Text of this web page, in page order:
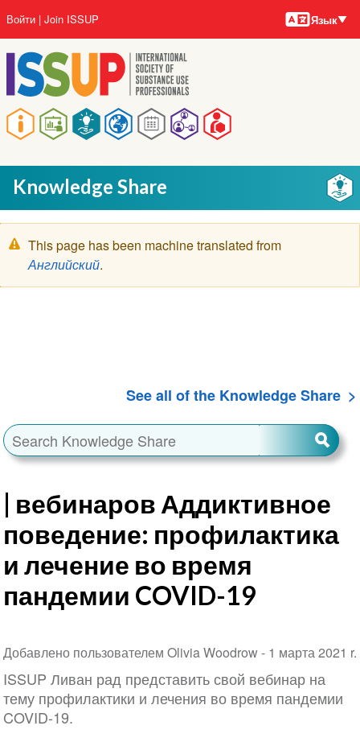
основному
содержанию
Main
navigation
User
account
menu
Войти Join ISSUP Языки
Язык
Knowledge Share
Предупреждение
This page has been machine translated from
Английский.
See all of the Knowledge Share
| вебинаров Аддиктивное
поведение: профилактика
и лечение во время
пандемии COVID-19
Добавлено пользователем Olivia Woodrow - 1 марта 2021 r.
ISSUP Ливан рад представить свой вебинар на
тему профилактики и лечения во время пандемии
COVID-19.